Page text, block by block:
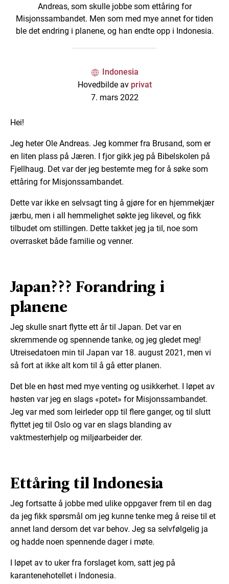
Andreas, som skulle jobbe som ettåring for
Misjonssambandet. Men som med mye annet for tiden
ble det endring i planene, og han endte opp i Indonesia.
Indonesia
Hovedbilde av privat
7. mars 2022
Hei!
Jeg heter Ole Andreas. Jeg kommer fra Brusand, som er
en liten plass på Jæren. I fjor gikk jeg på Bibelskolen på
Fjellhaug. Det var der jeg bestemte meg for å søke som
ettåring for Misjonssambandet.
Dette var ikke en selvsagt ting å gjøre for en hjemmekjær
jærbu, men i all hemmelighet søkte jeg likevel, og fikk
tilbudet om stillingen. Dette takket jeg ja til, noe som
overrasket både familie og venner.
Japan??? Forandring i
planene
Jeg skulle snart flytte ett år til Japan. Det var en
skremmende og spennende tanke, og jeg gledet meg!
Utreisedatoen min til Japan var 18. august 2021, men vi
så fort at ikke alt kom til å gå etter planen.
Det ble en høst med mye venting og usikkerhet. I løpet av
høsten var jeg en slags «potet» for Misjonssambandet.
Jeg var med som leirleder opp til flere ganger, og til slutt
flyttet jeg til Oslo og var en slags blanding av
vaktmesterhjelp og miljøarbeider der.
Ettåring til Indonesia
Jeg fortsatte å jobbe med ulike oppgaver frem til en dag
da jeg fikk spørsmål om jeg kunne tenke meg å reise til et
annet land dersom det var behov. Jeg sa selvfølgelig ja
og hadde noen spennende dager i møte.
I løpet av to uker fra forslaget kom, satt jeg på
karantenehotellet i Indonesia.